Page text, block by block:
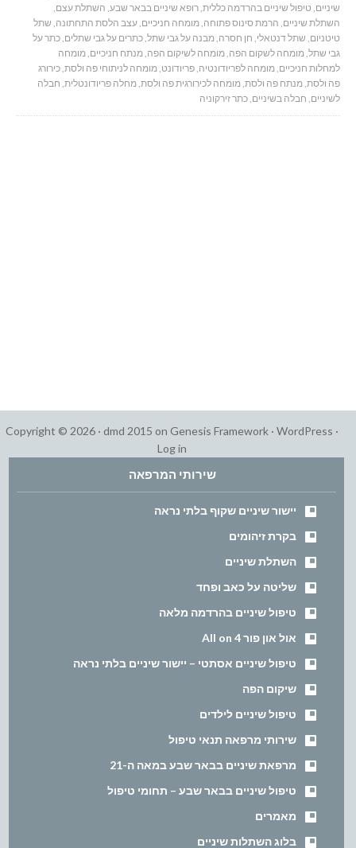
שיניים, טיפול שיניים בהרדמה כללית,רופא שיניים בבאר שבע, השתלת עצם,
השתלת שיניים, הרמת סינוס פתוחה,מומחה חניכיים,עצב הלסת התחתונה, שתל
טיטניום, שתל דנטאלי, חן חסרה,מבנה על גבי שתל,כתרים על גבי שתלים,כתר על
גבי שתל,מומחה לשקום הפה,מומחה לשיקום הפה,מנתח חניכיים,מומחה
למחלות חניכיים,מומחה לפריודונטיה,פריודונט,מומחה לניתוחי פה ולסת,כירורג
פה ולסת,מנתח פה ולסת,מומחה לכירורגית פה ולסת,מחלה פריודונטלית, חבלה
לשיניים, חבלה בשיניים,כתר זירקוניה
Copyright © 2026 · dmd 2015 on Genesis Framework · WordPress ·
Log in
שירותי המרפאה
יישור שיניים שקוף בלתי נראה
בקרת זיהומים
השתלת שיניים
שליטה על כאב ופחד
טיפול שיניים בהרדמה מלאה
אול און פור All on 4
טיפול שיניים אסתטי – יישור שיניים בלתי נראה
שיקום הפה
טיפול שיניים לילדים
שירותי מרפאה תנאי טיפול
מרפאת שיניים בבאר שבע במאה ה-21
טיפול שיניים בבאר שבע – תחומי טיפול
מאמרים
בלוג השתלות שיניים